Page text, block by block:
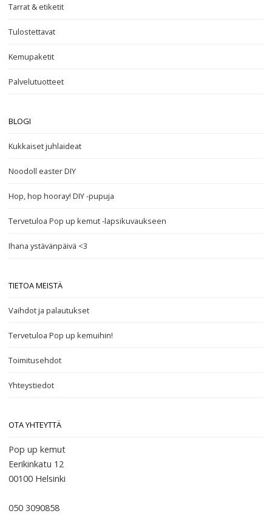
Tarrat & etiketit
Tulostettavat
Kemupaketit
Palvelutuotteet
BLOGI
Kukkaiset juhlaideat
Noodoll easter DIY
Hop, hop hooray! DIY -pupuja
Tervetuloa Pop up kemut -lapsikuvaukseen
Ihana ystävänpäivä <3
TIETOA MEISTÄ
Vaihdot ja palautukset
Tervetuloa Pop up kemuihin!
Toimitusehdot
Yhteystiedot
OTA YHTEYTTÄ
Pop up kemut
Eerikinkatu 12
00100 Helsinki
050 3090858